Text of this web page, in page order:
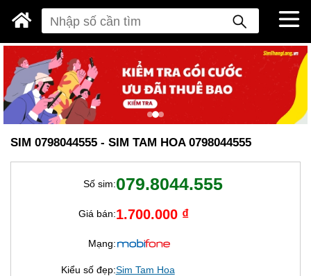
SIM 0798044555 - SIM TAM HOA 0798044555
Số sim:079.8044.555
Giá bán:1.700.000 ₫
Mạng:
Kiểu số đẹp:Sim Tam Hoa